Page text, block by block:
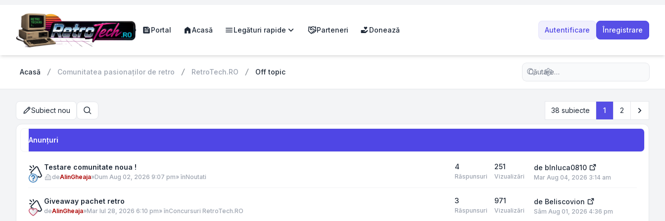
Portal Acasă Legături rapide Parteneri Donează Autentificare Înregistrare
Acasă Comunitatea pasionaților de retro RetroTech.RO Off topic Căutare avansată
Subiect nou Căutare 38 subiecte 1 2
Anunţuri
Testare comunitate noua !
deAlinGheaja»Dum Aug 02, 2026 9:07 pm» înNoutati
4
Răspunsuri
251
Vizualizări
de blnluca0810
Mar Aug 04, 2026 3:14 am
Giveaway pachet retro
deAlinGheaja»Mar Iul 28, 2026 6:10 pm» înConcursuri RetroTech.RO
3
Răspunsuri
971
Vizualizări
de Beliscovion
Sâm Aug 01, 2026 4:36 pm